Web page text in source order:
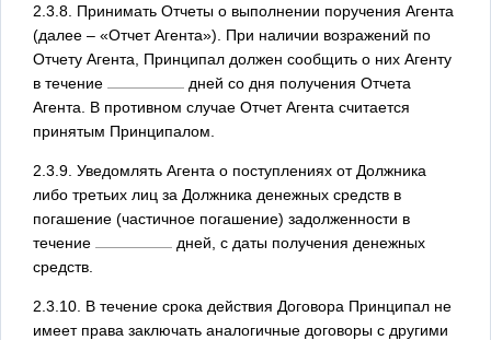
2.3.8. Принимать Отчеты о выполнении поручения Агента
(далее – «Отчет Агента»). При наличии возражений по
Отчету Агента, Принципал должен сообщить о них Агенту
в течение
дней со дня получения Отчета
Агента. В противном случае Отчет Агента считается
принятым Принципалом.
2.3.9. Уведомлять Агента о поступлениях от Должника
либо третьих лиц за Должника денежных средств в
погашение (частичное погашение) задолженности в
течение
дней, с даты получения денежных
средств.
2.3.10. В течение срока действия Договора Принципал не
имеет права заключать аналогичные договоры с другими